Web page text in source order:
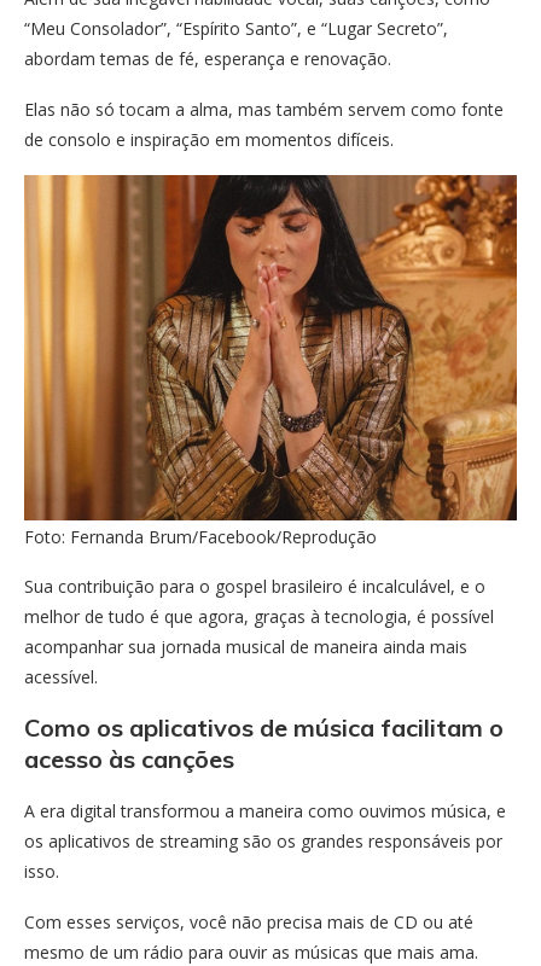
“Meu Consolador”, “Espírito Santo”, e “Lugar Secreto”,
abordam temas de fé, esperança e renovação.
Elas não só tocam a alma, mas também servem como fonte
de consolo e inspiração em momentos difíceis.
Foto: Fernanda Brum/Facebook/Reprodução
Sua contribuição para o gospel brasileiro é incalculável, e o
melhor de tudo é que agora, graças à tecnologia, é possível
acompanhar sua jornada musical de maneira ainda mais
acessível.
Como os aplicativos de música facilitam o
acesso às canções
A era digital transformou a maneira como ouvimos música, e
os aplicativos de streaming são os grandes responsáveis por
isso.
Com esses serviços, você não precisa mais de CD ou até
mesmo de um rádio para ouvir as músicas que mais ama.